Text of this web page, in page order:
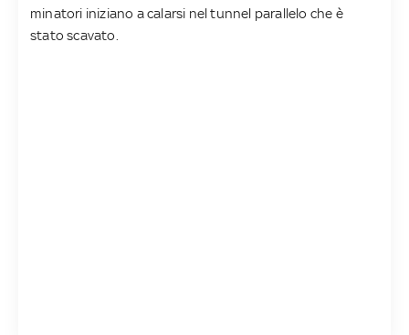
minatori iniziano a calarsi nel tunnel parallelo che è
stato scavato.